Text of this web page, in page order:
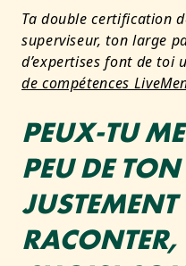
Ta double certification
superviseur, ton large
d’expertises font de
de compétences
PEUX-TU
PEU DE
JUSTEMENT
RACONTER,